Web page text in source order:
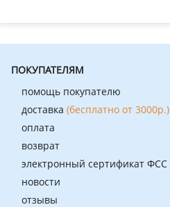
ПОКУПАТЕЛЯМ
помощь покупателю
доставка (бесплатно от 3000р.)
оплата
возврат
электронный сертификат ФСС
новости
отзывы